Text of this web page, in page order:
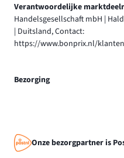
Verantwoordelijke
Handelsgesellschaft mbH |
| Duitsland, Contact:
https://www.bonprix.nl/
Bezorging
Onze bezorgpartner is